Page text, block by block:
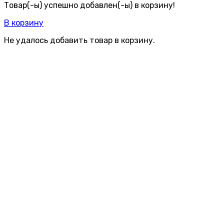
Товар(-ы) успешно добавлен(-ы) в корзину!
В корзину
Не удалось добавить товар в корзину.